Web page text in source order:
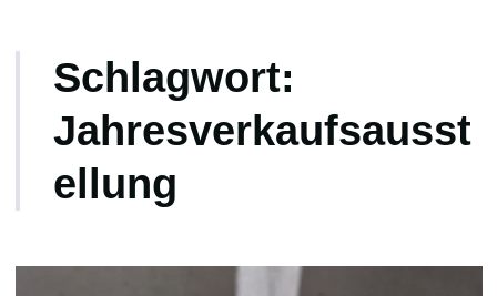
Schlagwort:
Jahresverkaufsausst
ellung